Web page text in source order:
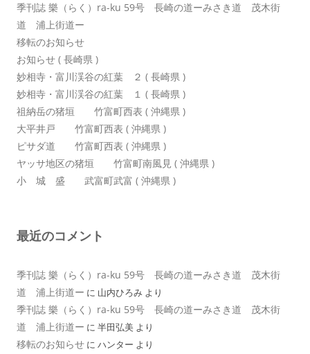
季刊誌 樂（らく）ra-ku 59号 長崎の道ーみさき道 茂木街
道 浦上街道ー
移転のお知らせ
お知らせ ( 長崎県 )
妙相寺・富川渓谷の紅葉 ２ ( 長崎県 )
妙相寺・富川渓谷の紅葉 １ ( 長崎県 )
祖納岳の猪垣 竹富町西表 ( 沖縄県 )
大平井戸 竹富町西表 ( 沖縄県 )
ピサダ道 竹富町西表 ( 沖縄県 )
ヤッサ地区の猪垣 竹富町南風見 ( 沖縄県 )
小 城 盛 武富町武富 ( 沖縄県 )
最近のコメント
季刊誌 樂（らく）ra-ku 59号 長崎の道ーみさき道 茂木街
道 浦上街道ー に 山内ひろみ より
季刊誌 樂（らく）ra-ku 59号 長崎の道ーみさき道 茂木街
道 浦上街道ー に 半田弘美 より
移転のお知らせ に ハンター より